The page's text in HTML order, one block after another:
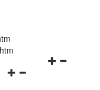
Navigationsmenü